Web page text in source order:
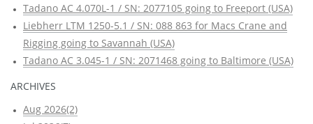
Tadano AC 4.070L-1 / SN: 2077105 going to Freeport (USA)
Liebherr LTM 1250-5.1 / SN: 088 863 for Macs Crane and
Rigging going to Savannah (USA)
Tadano AC 3.045-1 / SN: 2071468 going to Baltimore (USA)
ARCHIVES
Aug 2026(2)